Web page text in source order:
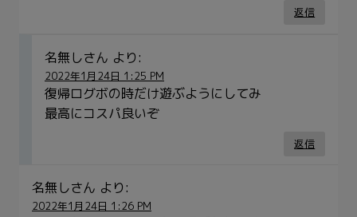
返信
名無しさん より:
2022年1月24日 1:25 PM
復帰ログボの時だけ遊ぶようにしてみ
最高にコスパ良いぞ
返信
名無しさん より:
2022年1月24日 1:26 PM